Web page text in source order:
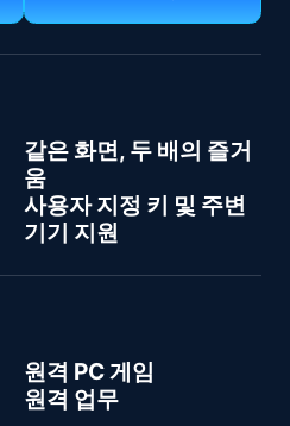
같은 화면, 두 배의 즐거
움
사용자 지정 키 및 주변
기기 지원
원격 PC 게임
원격 업무